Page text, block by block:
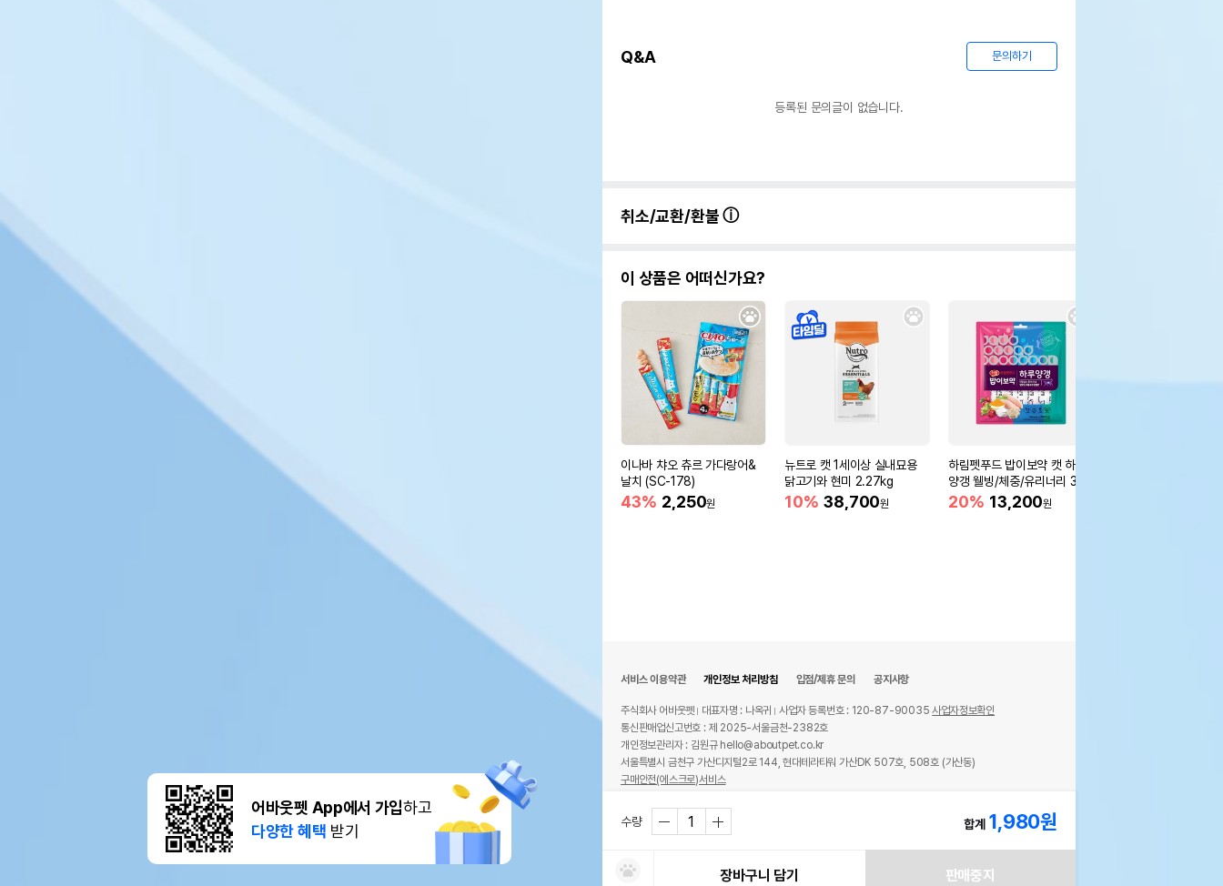
어바웃펫 App에서 가입하고
다양한 혜택 받기
Q&A 문의하기
등록된 문의글이 없습니다.
취소/교환/환불
이 상품은 어떠신가요?
이나바 챠오 츄르 가다랑어&
날치 (SC-178)
43% 2,250원
뉴트로 캣 1세이상 실내묘용
닭고기와 현미 2.27kg
10% 38,700원
하림펫푸드 밥이보약 캣 하루
양갱 웰빙/체중/유리너리 30
개입
20% 13,200원
수량 합계 1,980원
장바구니 담기 판매중지
서비스 이용약관 개인정보 처리방침 입점/제휴 문의 공지사항
주식회사 어바웃펫 대표자명 : 나옥귀 사업자 등록번호 : 120-87-90035사업자정보확인
통신판매업신고번호 : 제 2025-서울금천-2382호
개인정보관리자 : 김원규 hello@aboutpet.co.kr
서울특별시 금천구 가산디지털2로 144, 현대테라타워 가산DK 507호, 508호 (가산동)
구매안전(에스크로)서비스